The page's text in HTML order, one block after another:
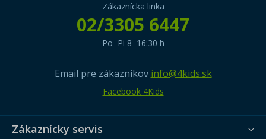
Zákaznícka linka
02/3305 6447
Po–Pi 8–16:30 h
Email pre zákazníkov info@4kids.sk
Facebook 4Kids
Zákaznícky servis